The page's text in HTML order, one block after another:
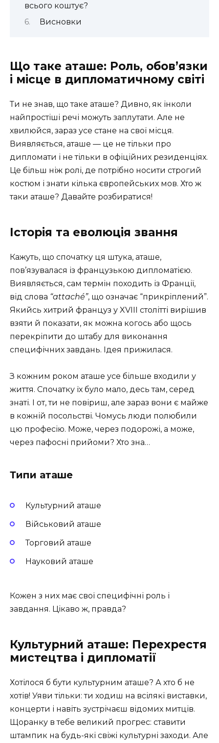
всього коштує?
Висновки
Що таке аташе: Роль, обов’язки
і місце в дипломатичному світі
Ти не знав, що таке аташе? Дивно, як інколи
найпростіші речі можуть заплутати. Але не
хвилюйся, зараз усе стане на свої місця.
Виявляється, аташе — це не тільки про
дипломати і не тільки в офіційних резиденціях.
Це більш ніж ролі, де потрібно носити строгий
костюм і знати кілька європейських мов. Хто ж
таки аташе? Давайте розбиратися!
Історія та еволюція звання
Кажуть, що спочатку ця штука, аташе,
пов’язувалася із французькою дипломатією.
Виявляється, сам термін походить із Франції,
від слова “attaché”, що означає “прикріплений”.
Якийсь хитрий француз у XVIII столітті вирішив
взяти й показати, як можна когось або щось
перекріпити до штабу для виконання
специфічних завдань. Ідея прижилася.
З кожним роком аташе усе більше входили у
життя. Спочатку їх було мало, десь там, серед
знаті. І от, ти не повіриш, але зараз вони є майже
в кожній посольстві. Чомусь люди полюбили
цю професію. Може, через подорожі, а може,
через пафосні прийоми? Хто зна…
Типи аташе
Культурний аташе
Військовий аташе
Торговий аташе
Науковий аташе
Кожен з них має свої специфічні роль і
завдання. Цікаво ж, правда?
Культурний аташе: Перехрестя
мистецтва і дипломатії
Хотілося б бути культурним аташе? А хто б не
хотів! Уяви тільки: ти ходиш на всілякі виставки,
концерти і навіть зустрічаєш відомих митців.
Щоранку в тебе великий прогрес: ставити
штампик на будь-які свіжі культурні заходи. Але